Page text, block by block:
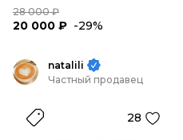
28 000 ₽
20 000 ₽ -29%
natalili
Частный продавец
28